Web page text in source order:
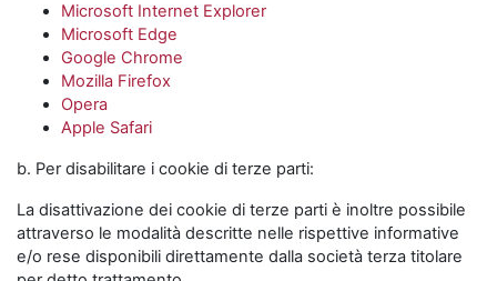
Microsoft Internet Explorer
Microsoft Edge
Google Chrome
Mozilla Firefox
Opera
Apple Safari
b. Per disabilitare i cookie di terze parti:
La disattivazione dei cookie di terze parti è inoltre possibile
attraverso le modalità descritte nelle rispettive informative
e/o rese disponibili direttamente dalla società terza titolare